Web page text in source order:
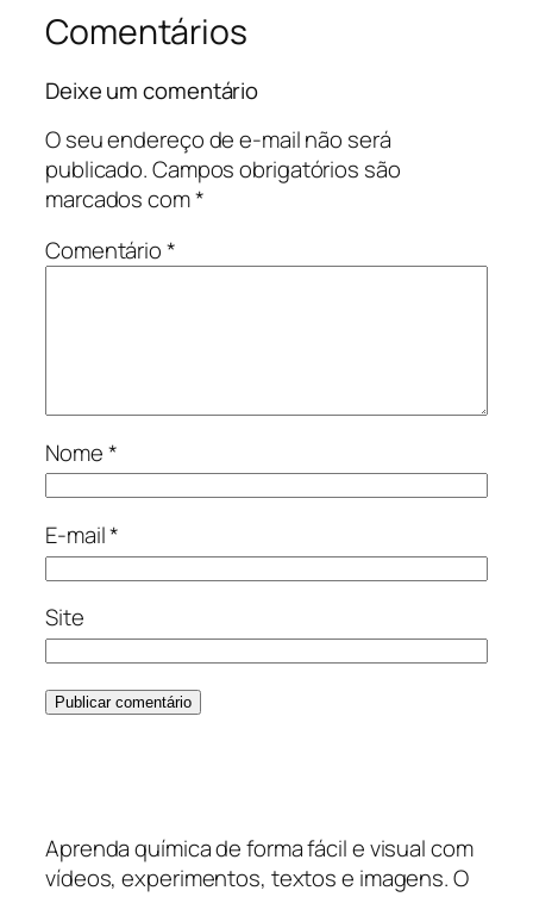
Comentários
Deixe um comentário
O seu endereço de e-mail não será
publicado.Campos obrigatórios são
marcados com*
Comentário*
Nome*
E-mail*
Site
Aprenda química de forma fácil e visual com
vídeos, experimentos, textos e imagens. O